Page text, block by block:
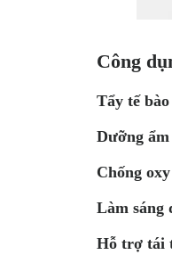
Công
Tẩy tế
Dưỡng ẩm
Chống
Làm sáng
Hỗ trợ tái